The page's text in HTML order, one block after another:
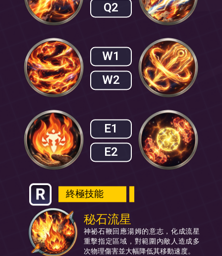
Q2
W1
W2
E1
E2
終極技能
秘石流星
神祕石鞭回應湯姆的意志，化成流星
重擊指定區域，對範圍內敵人造成多
次物理傷害並大幅降低其移動速度。